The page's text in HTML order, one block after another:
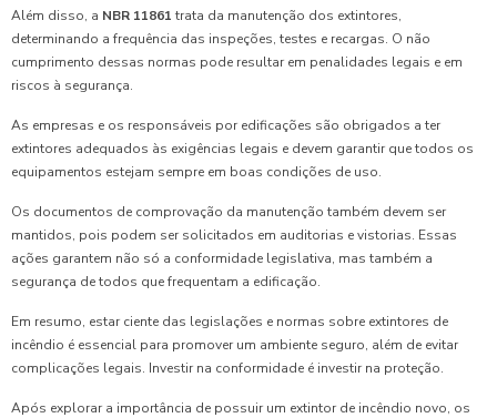
Além disso, a NBR 11861 trata da manutenção dos extintores,
determinando a frequência das inspeções, testes e recargas. O não
cumprimento dessas normas pode resultar em penalidades legais e em
riscos à segurança.
As empresas e os responsáveis por edificações são obrigados a ter
extintores adequados às exigências legais e devem garantir que todos os
equipamentos estejam sempre em boas condições de uso.
Os documentos de comprovação da manutenção também devem ser
mantidos, pois podem ser solicitados em auditorias e vistorias. Essas
ações garantem não só a conformidade legislativa, mas também a
segurança de todos que frequentam a edificação.
Em resumo, estar ciente das legislações e normas sobre extintores de
incêndio é essencial para promover um ambiente seguro, além de evitar
complicações legais. Investir na conformidade é investir na proteção.
Após explorar a importância de possuir um extintor de incêndio novo, os